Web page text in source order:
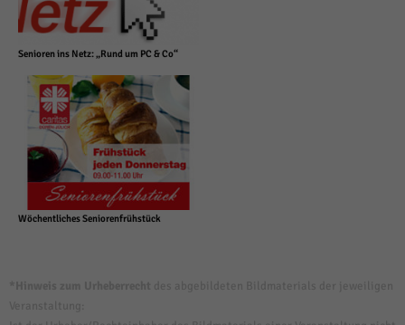
Senioren ins Netz: „Rund um PC & Co“
Wöchentliches Seniorenfrühstück